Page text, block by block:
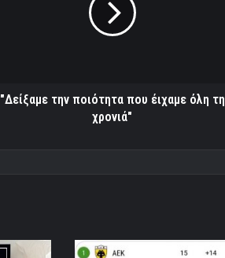
"Δείξαμε την ποιότητα που έιχαμε όλη τη
χρονιά"